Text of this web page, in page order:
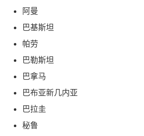
阿曼
巴基斯坦
帕劳
巴勒斯坦
巴拿马
巴布亚新几内亚
巴拉圭
秘鲁